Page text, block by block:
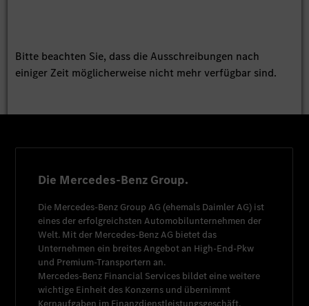
Bitte beachten Sie, dass die Ausschreibungen nach
einiger Zeit möglicherweise nicht mehr verfügbar sind.
Die Mercedes-Benz Group.
Die Mercedes-Benz Group AG (ehemals Daimler AG) ist
eines der erfolgreichsten Automobilunternehmen der
Welt. Mit der Mercedes-Benz AG bietet das
Unternehmen ein breites Angebot an High-End-Pkw
und Premium-Transportern an.
Mercedes-Benz Financial Services bildet eine weitere
wichtige Einheit des Konzerns und übernimmt